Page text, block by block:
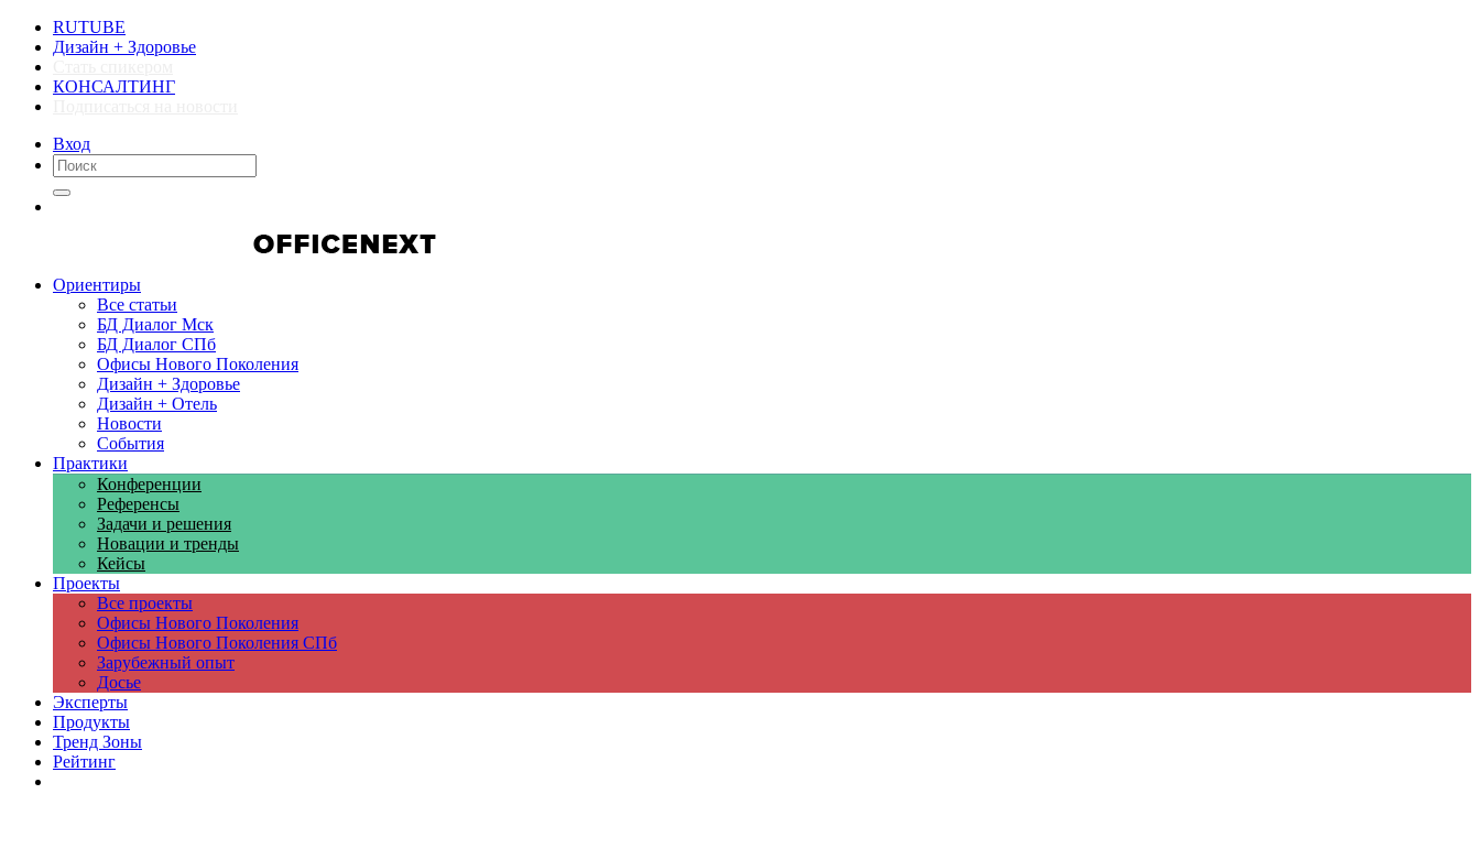
RUTUBE
Дизайн + Здоровье
КОНСАЛТИНГ
Вход
Ориентиры
Все статьи
БД Диалог Мск
БД Диалог СПб
Офисы Нового Поколения
Дизайн + Здоровье
Дизайн + Отель
Новости
События
Практики
Конференции
Референсы
Задачи и решения
Новации и тренды
Кейсы
Проекты
Все проекты
Офисы Нового Поколения
Офисы Нового Поколения СПб
Зарубежный опыт
Досье
Эксперты
Продукты
Тренд Зоны
Рейтинг